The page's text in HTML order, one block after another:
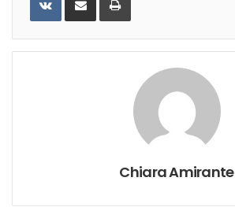
Email
Chiara Amirante